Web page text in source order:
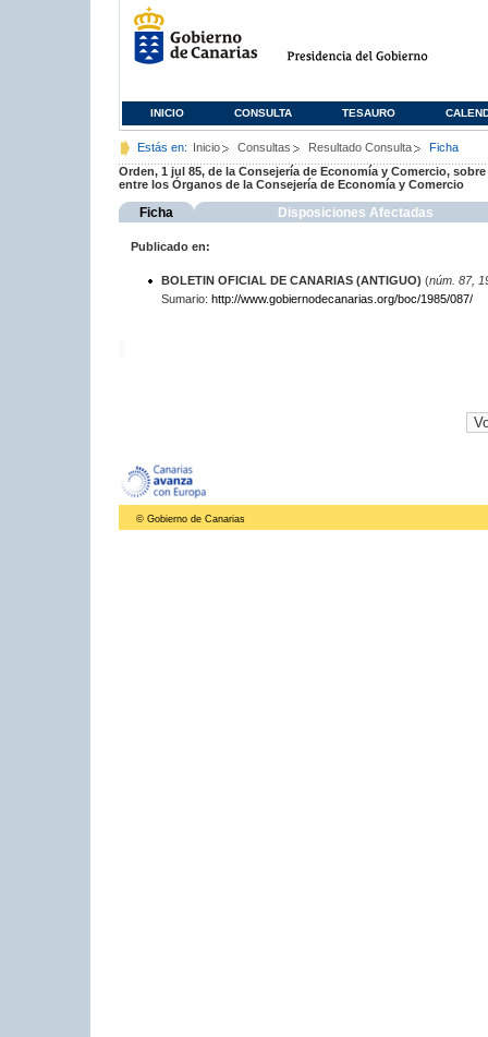
INICIO CONSULTA TESAURO
Estás en: Inicio Consultas Resultado Consulta
Ficha
Orden, 1 jul 85, de la Consejería de Economía y Comercio,
entre los Órganos de la Consejería de Economía y Comercio
Ficha Disposiciones Afectadas
Publicado en:
BOLETIN OFICIAL DE CANARIAS (ANTIGUO) (núm. 87,
Sumario: http://www.gobiernodecanarias.org/boc/1985/087/
© Gobierno de Canarias